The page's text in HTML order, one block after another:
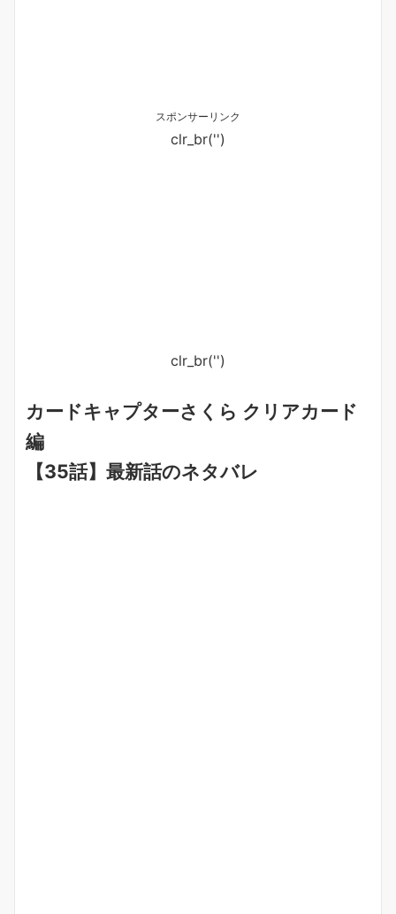
スポンサーリンク
clr_br('')
clr_br('')
カードキャプターさくら クリアカード
編
【35話】最新話のネタバレ